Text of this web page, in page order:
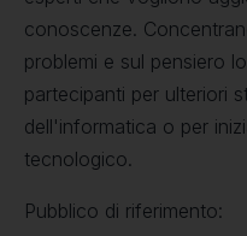
conoscenze.
problemi e sul pensiero
partecipanti per ulteriori
dell'informatica o per
tecnologico.
Pubblico di riferimento: